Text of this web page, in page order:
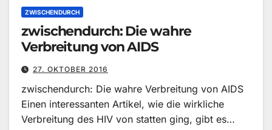
ZWISCHENDURCH
zwischendurch: Die wahre
Verbreitung von AIDS
27. OKTOBER 2016
zwischendurch: Die wahre Verbreitung von AIDS
Einen interessanten Artikel, wie die wirkliche
Verbreitung des HIV von statten ging, gibt es…